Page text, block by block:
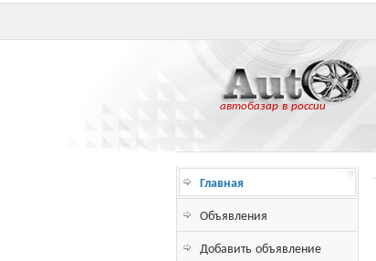
автобазар в россии
Главная
Объявления
Добавить объявление